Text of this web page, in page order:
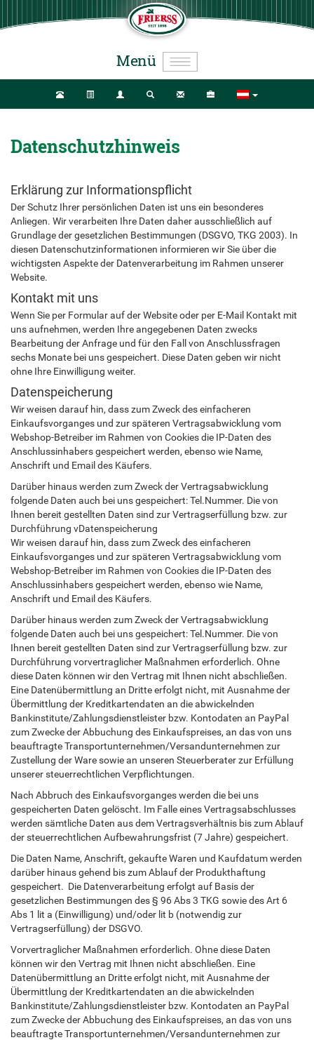
Menü
Datenschutzhinweis
Erklärung zur Informationspflicht
Der Schutz Ihrer persönlichen Daten ist uns ein besonderes
Anliegen. Wir verarbeiten Ihre Daten daher ausschließlich auf
Grundlage der gesetzlichen Bestimmungen (DSGVO, TKG 2003). In
diesen Datenschutzinformationen informieren wir Sie über die
wichtigsten Aspekte der Datenverarbeitung im Rahmen unserer
Website.
Kontakt mit uns
Wenn Sie per Formular auf der Website oder per E-Mail Kontakt mit
uns aufnehmen, werden Ihre angegebenen Daten zwecks
Bearbeitung der Anfrage und für den Fall von Anschlussfragen
sechs Monate bei uns gespeichert. Diese Daten geben wir nicht
ohne Ihre Einwilligung weiter.
Datenspeicherung
Wir weisen darauf hin, dass zum Zweck des einfacheren
Einkaufsvorganges und zur späteren Vertragsabwicklung vom
Webshop-Betreiber im Rahmen von Cookies die IP-Daten des
Anschlussinhabers gespeichert werden, ebenso wie Name,
Anschrift und Email des Käufers.
Darüber hinaus werden zum Zweck der Vertragsabwicklung
folgende Daten auch bei uns gespeichert: Tel.Nummer. Die von
Ihnen bereit gestellten Daten sind zur Vertragserfüllung bzw. zur
Durchführung vDatenspeicherung
Wir weisen darauf hin, dass zum Zweck des einfacheren
Einkaufsvorganges und zur späteren Vertragsabwicklung vom
Webshop-Betreiber im Rahmen von Cookies die IP-Daten des
Anschlussinhabers gespeichert werden, ebenso wie Name,
Anschrift und Email des Käufers.
Darüber hinaus werden zum Zweck der Vertragsabwicklung
folgende Daten auch bei uns gespeichert: Tel.Nummer. Die von
Ihnen bereit gestellten Daten sind zur Vertragserfüllung bzw. zur
Durchführung vorvertraglicher Maßnahmen erforderlich. Ohne
diese Daten können wir den Vertrag mit Ihnen nicht abschließen.
Eine Datenübermittlung an Dritte erfolgt nicht, mit Ausnahme der
Übermittlung der Kreditkartendaten an die abwickelnden
Bankinstitute/Zahlungsdienstleister bzw. Kontodaten an PayPal
zum Zwecke der Abbuchung des Einkaufspreises, an das von uns
beauftragte Transportunternehmen/Versandunternehmen zur
Zustellung der Ware sowie an unseren Steuerberater zur Erfüllung
unserer steuerrechtlichen Verpflichtungen.
Nach Abbruch des Einkaufsvorganges werden die bei uns
gespeicherten Daten gelöscht. Im Falle eines Vertragsabschlusses
werden sämtliche Daten aus dem Vertragsverhältnis bis zum Ablauf
der steuerrechtlichen Aufbewahrungsfrist (7 Jahre) gespeichert.
Die Daten Name, Anschrift, gekaufte Waren und Kaufdatum werden
darüber hinaus gehend bis zum Ablauf der Produkthaftung
gespeichert. Die Datenverarbeitung erfolgt auf Basis der
gesetzlichen Bestimmungen des § 96 Abs 3 TKG sowie des Art 6
Abs 1 lit a (Einwilligung) und/oder lit b (notwendig zur
Vertragserfüllung) der DSGVO.
Vorvertraglicher Maßnahmen erforderlich. Ohne diese Daten
können wir den Vertrag mit Ihnen nicht abschließen. Eine
Datenübermittlung an Dritte erfolgt nicht, mit Ausnahme der
Übermittlung der Kreditkartendaten an die abwickelnden
Bankinstitute/Zahlungsdienstleister bzw. Kontodaten an PayPal
zum Zwecke der Abbuchung des Einkaufspreises, an das von uns
beauftragte Transportunternehmen/Versandunternehmen zur